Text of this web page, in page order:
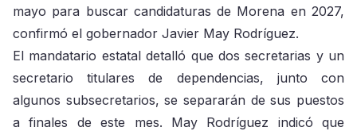
mayo para buscar candidaturas de Morena en 2027,
confirmó el gobernador Javier May Rodríguez.
El mandatario estatal detalló que dos secretarias y un
secretario titulares de dependencias, junto con
algunos subsecretarios, se separarán de sus puestos
a finales de este mes. May Rodríguez indicó que